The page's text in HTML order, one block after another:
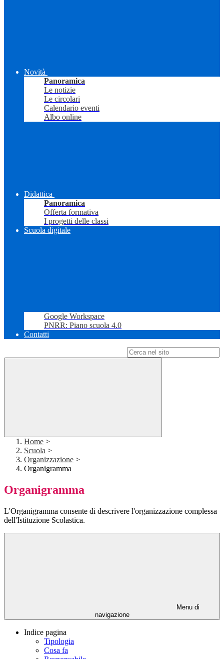
Novità
Panoramica
Le notizie
Le circolari
Calendario eventi
Albo online
Didattica
Panoramica
Offerta formativa
I progetti delle classi
Scuola digitale
Google Workspace
PNRR: Piano scuola 4.0
Contatti
Home >
Scuola >
Organizzazione >
Organigramma
Organigramma
L'Organigramma consente di descrivere l'organizzazione complessa
dell'Istituzione Scolastica.
Menu di
navigazione
Indice pagina
Tipologia
Cosa fa